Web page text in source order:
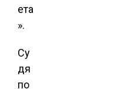
ета
».
Су
дя
по